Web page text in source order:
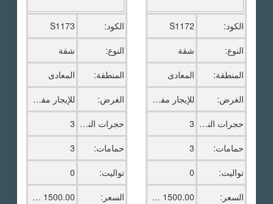
الكود:
S1172
النوع:
شقة
المنطقة:
المعادى
الغرض:
للإيجار مفروش
حجرات النوم: 3
حمامات:
3
تواليت:
0
السعر:
1500.00 دولار امريكى
الكود:
S1173
النوع:
شقة
المنطقة:
المعادى
الغرض:
للإيجار مفروش
حجرات النوم: 3
حمامات:
3
تواليت:
0
السعر:
1500.00 دولار امريكى